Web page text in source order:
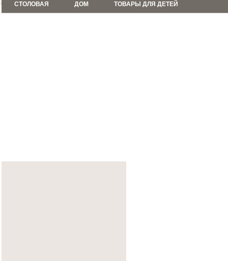
СТОЛОВАЯ ДОМ ТОВАРЫ ДЛЯ ДЕТЕЙ